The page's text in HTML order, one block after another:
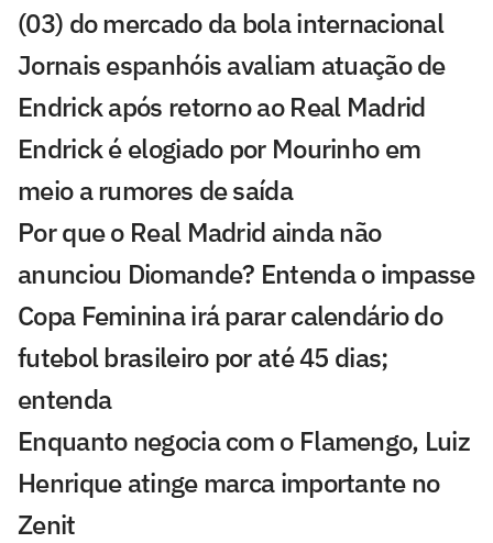
(03) do mercado da bola internacional
Jornais espanhóis avaliam atuação de
Endrick após retorno ao Real Madrid
Endrick é elogiado por Mourinho em
meio a rumores de saída
Por que o Real Madrid ainda não
anunciou Diomande? Entenda o impasse
Copa Feminina irá parar calendário do
futebol brasileiro por até 45 dias;
entenda
Enquanto negocia com o Flamengo, Luiz
Henrique atinge marca importante no
Zenit